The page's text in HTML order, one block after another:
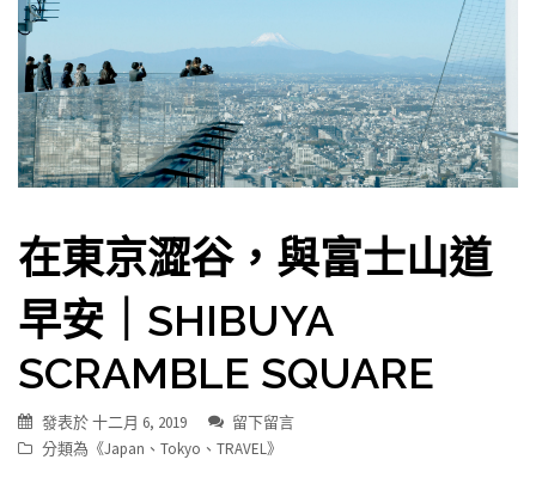
在東京澀谷，與富士山道
早安｜SHIBUYA
SCRAMBLE SQUARE
發表於十二月 6, 2019
留下留言
分類為《Japan 、 Tokyo 、 TRAVEL》